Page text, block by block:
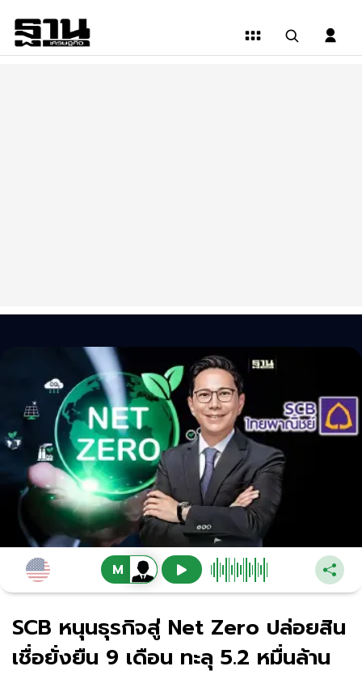
SCB หนุนธุรกิจสู่ Net Zero ปล่อยสิน
เชื่อยั่งยืน 9 เดือน ทะลุ 5.2 หมื่นล้าน